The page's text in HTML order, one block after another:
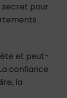
secret pour
et peut-
confiance
la